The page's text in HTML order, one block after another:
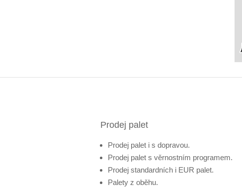
Prodej palet
Prodej palet i s dopravou.
Prodej palet s věrnostním programem.
Prodej standardních i EUR palet.
Palety z oběhu.